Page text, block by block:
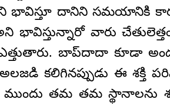
భావిస్తూ దానిని సమయానికి
భావిస్తున్నారో వారు
బాప్‌దాదా కూడా
కలిగినప్పుడు ఈ శక్తి
ముందు తమ తమ స్థానాలను